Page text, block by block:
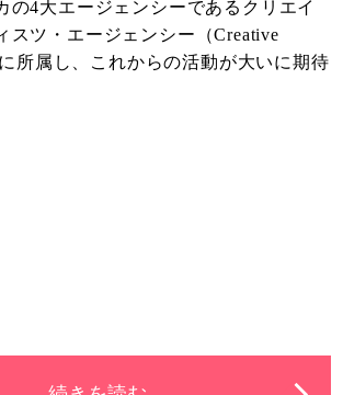
の4大エージェンシーであるクリエイ
スツ・エージェンシー（Creative
所属し、これからの活動が大いに期待